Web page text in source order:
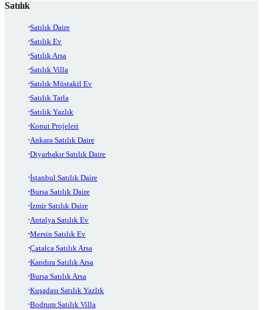
Satılık
Satılık Daire
Satılık Ev
Satılık Arsa
Satılık Villa
Satılık Müstakil Ev
Satılık Tarla
Satılık Yazlık
Konut Projeleri
Ankara Satılık Daire
Diyarbakır Satılık Daire
İstanbul Satılık Daire
Bursa Satılık Daire
İzmir Satılık Daire
Antalya Satılık Ev
Mersin Satılık Ev
Çatalca Satılık Arsa
Kandıra Satılık Arsa
Bursa Satılık Arsa
Kuşadası Satılık Yazlık
Bodrum Satılık Villa